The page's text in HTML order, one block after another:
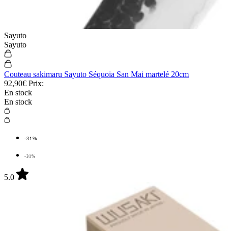
Sayuto
Sayuto
Couteau sakimaru Sayuto Séquoia San Mai martelé 20cm
92,90€ Prix:
En stock
En stock
-31%
-31%
5.0